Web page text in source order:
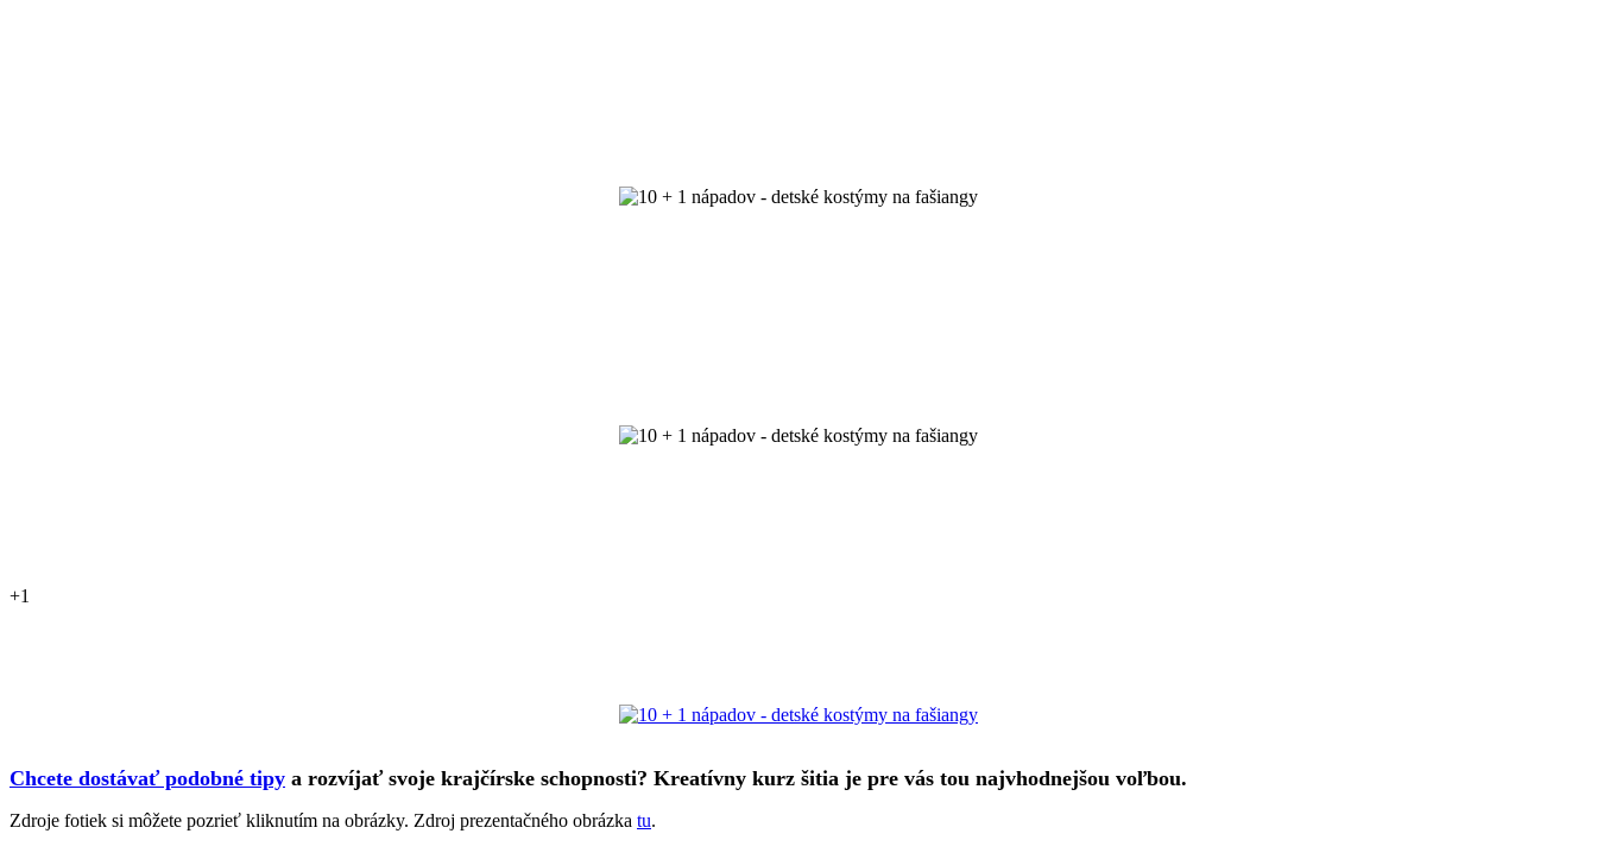
+1
Chcete dostávať podobné tipy a rozvíjať svoje krajčírske schopnosti? Kreatívny kurz šitia je pre vás tou najvhodnejšou voľbou.
Zdroje fotiek si môžete pozrieť kliknutím na obrázky. Zdroj prezentačného obrázka tu.